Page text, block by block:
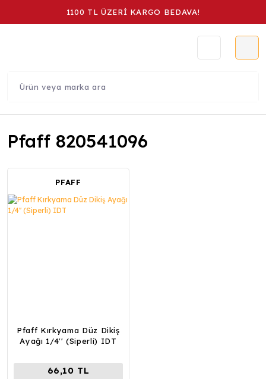
1100 TL ÜZERİ KARGO BEDAVA!
Pfaff 820541096
PFAFF
Pfaff Kırkyama Düz Dikiş
Ayağı 1/4'' (Siperli) IDT
66,10 TL